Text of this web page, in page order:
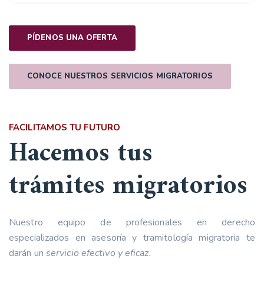
PÍDENOS UNA OFERTA
CONOCE NUESTROS SERVICIOS MIGRATORIOS
FACILITAMOS TU FUTURO
Hacemos tus
trámites migratorios
Nuestro equipo de profesionales en derecho
especializados en asesoría y tramitología migratoria te
darán un servicio efectivo y eficaz.